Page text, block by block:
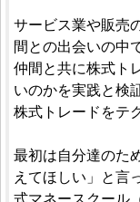
サービス業や販売
間との出会いの中
仲間と共に株式ト
いのかを実践と検
株式トレードをテ
最初は自分達のた
えてほしい」と言
式マネースクール